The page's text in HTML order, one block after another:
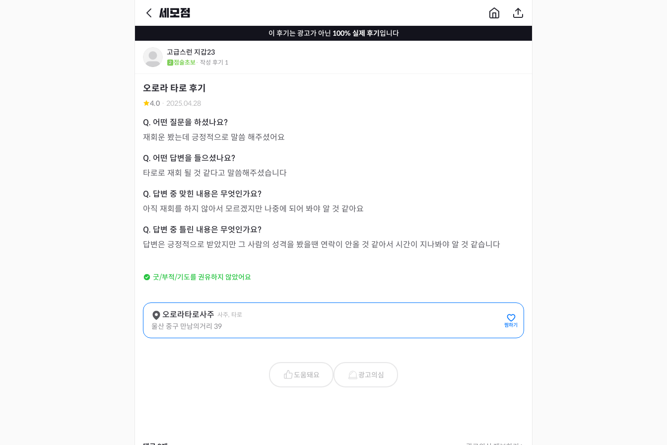
이 후기는 광고가 아닌 100% 실제 후기입니다
고급스런 지갑23
점술초보· 작성 후기 1
오로라 타로 후기
4.0 · 2025.04.28
재회운 봤는데 긍정적으로 말씀 해주셨어요
타로로 재회 될 것 같다고 말씀해주셨습니다
아직 재회를 하지 않아서 모르겠지만 나중에 되어 봐야 알 것 같아요
답변은 긍정적으로 받았지만 그 사람의 성격을 봤을땐 연락이 안올 것 같아서 시간이 지나봐야 알 것 같습니다
굿/부적/기도를 권유하지 않았어요
오로라타로사주 사주, 타로
울산 중구 만남의거리 39 찜하기
도움돼요 광고의심